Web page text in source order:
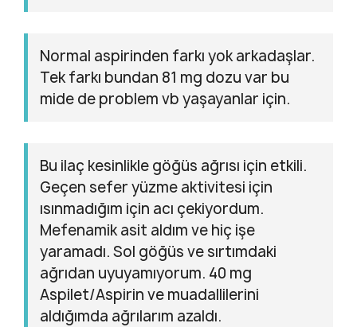
Normal aspirinden farkı yok arkadaşlar.
Tek farkı bundan 81 mg dozu var bu
mide de problem vb yaşayanlar için.
Bu ilaç kesinlikle göğüs ağrısı için etkili.
Geçen sefer yüzme aktivitesi için
ısınmadığım için acı çekiyordum.
Mefenamik asit aldım ve hiç işe
yaramadı. Sol göğüs ve sırtımdaki
ağrıdan uyuyamıyorum. 40 mg
Aspilet/Aspirin ve muadallilerini
aldığımda ağrılarım azaldı.